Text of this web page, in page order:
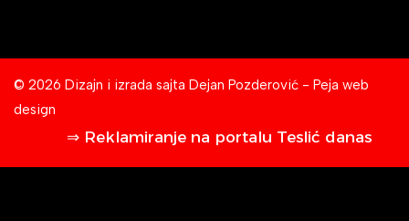
© 2026 Dizajn i izrada sajta Dejan Pozderović - Peja web
design
⇒ Reklamiranje na portalu Teslić danas